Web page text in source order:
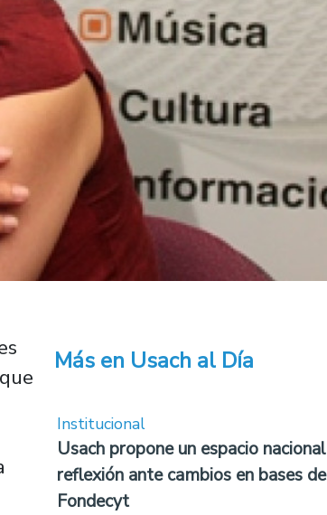
Más en Usach al Día
Institucional
Usach propone un espacio
reflexión ante cambios en bases de
Fondecyt